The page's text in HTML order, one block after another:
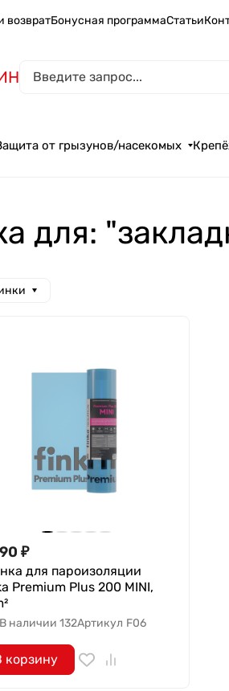
возвратБонусная программаСтатьи
от грызунов/насекомых
для:
₽
для пароизоляции
Premium Plus 200 MINI,
В наличии 132Артикул F06
корзину